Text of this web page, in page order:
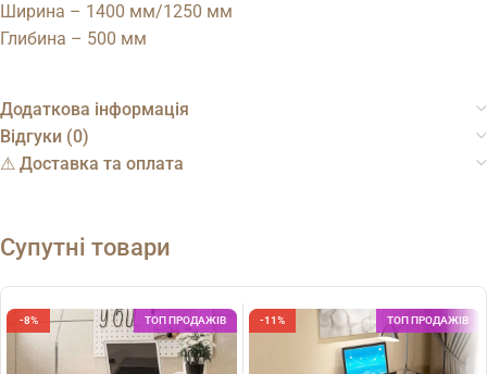
Ширина – 1400 мм/1250 мм
Глибина – 500 мм
Додаткова інформація
Відгуки (0)
⚠︎ Доставка та оплата
Супутні товари
-8% ТОП ПРОДАЖІВ -11% ТОП ПРОДАЖІВ